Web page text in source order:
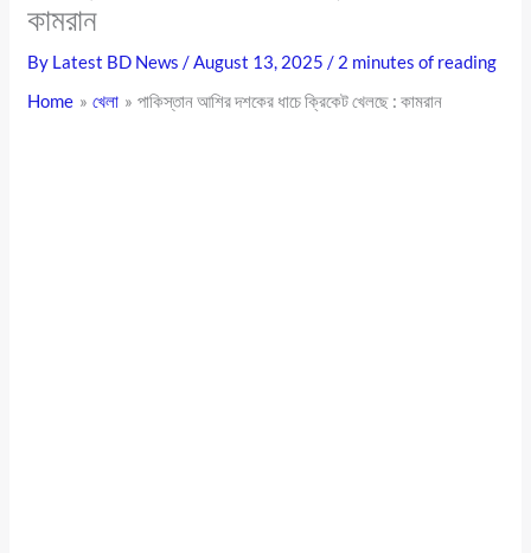
কামরান
By Latest BD News/August 13, 2025/ 2 minutes of reading
Home
খেলা পাকিস্তান আশির দশকের ধাচে ক্রিকেট খেলছে : কামরান